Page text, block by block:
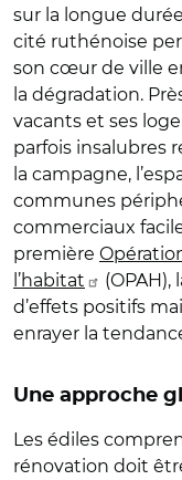
sur la longue
cité ruthénoise
son cœur de ville
la dégradation.
vacants et ses
parfois insalubres
la campagne,
communes
commerciaux
première
l’habitat
d’effets positifs
enrayer la
Une approche
Les édiles
rénovation doit